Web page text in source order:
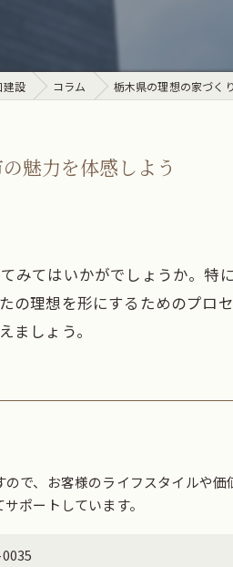
建設 コラム 栃木県の理想の家づく
魅力を体感しよう
てはいかがでしょうか。特
理想を形にするためのプロ
しょう。
で、お客様のライフスタイルや
ポートしています。